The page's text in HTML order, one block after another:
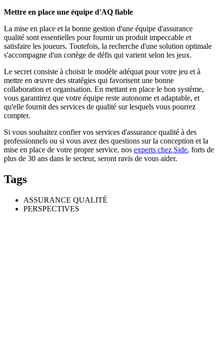
Mettre en place une équipe d'AQ fiable
La mise en place et la bonne gestion d'une équipe d'assurance
qualité sont essentielles pour fournir un produit impeccable et
satisfaire les joueurs. Toutefois, la recherche d'une solution optimale
s'accompagne d'un cortège de défis qui varient selon les jeux.
Le secret consiste à choisir le modèle adéquat pour votre jeu et à
mettre en œuvre des stratégies qui favorisent une bonne
collaboration et organisation. En mettant en place le bon système,
vous garantirez que votre équipe reste autonome et adaptable, et
qu'elle fournit des services de qualité sur lesquels vous pourrez
compter.
Si vous souhaitez confier vos services d'assurance qualité à des
professionnels ou si vous avez des questions sur la conception et la
mise en place de votre propre service, nos experts chez Side, forts de
plus de 30 ans dans le secteur, seront ravis de vous aider.
Tags
ASSURANCE QUALITÉ
PERSPECTIVES